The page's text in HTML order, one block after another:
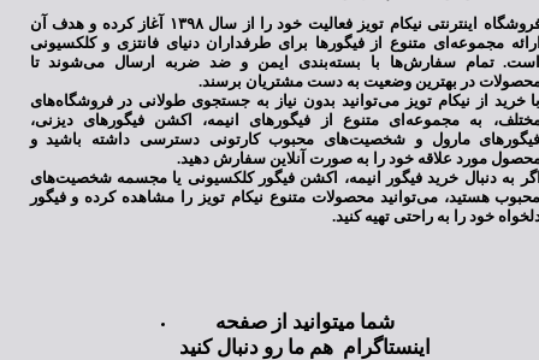
فروشگاه اینترنتی نیکام تویز فعالیت خود را از سال ۱۳۹۸ آغاز کرده و هدف آن
مجموعه‌ای متنوع از فیگورها برای طرفداران دنیای فانتزی و کلکسیونی
تمام سفارش‌ها با بسته‌بندی ایمن و ضد ضربه ارسال می‌شوند تا
در بهترین وضعیت به دست مشتریان برسند.
خرید از نیکام تویز می‌توانید بدون نیاز به جستجوی طولانی در فروشگاه‌های
به مجموعه‌ای متنوع از فیگورهای انیمه، اکشن فیگورهای دیزنی،
مارول و شخصیت‌های محبوب کارتونی دسترسی داشته باشید و
مورد علاقه خود را به صورت آنلاین سفارش دهید.
به دنبال خرید فیگور انیمه، اکشن فیگور کلکسیونی یا مجسمه شخصیت‌های
هستید، می‌توانید محصولات متنوع نیکام تویز را مشاهده کرده و فیگور
خود را به راحتی تهیه کنید.
شما میتوانید از صفحه
اینستاگرام هم ما رو دنبال کنید